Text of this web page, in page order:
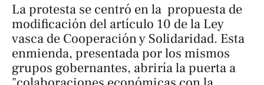
La protesta se centró en la propuesta de
modificación del artículo 10 de la Ley
vasca de Cooperación y Solidaridad. Esta
enmienda, presentada por los mismos
grupos gobernantes, abriría la puerta a